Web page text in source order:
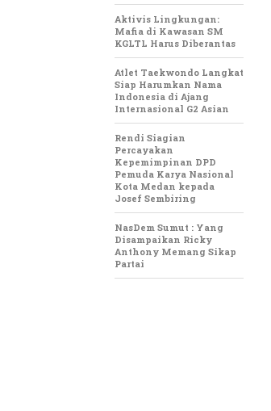
Aktivis Lingkungan:
Mafia di Kawasan SM
KGLTL Harus Diberantas
Atlet Taekwondo Langkat
Siap Harumkan Nama
Indonesia di Ajang
Internasional G2 Asian
Rendi Siagian
Percayakan
Kepemimpinan DPD
Pemuda Karya Nasional
Kota Medan kepada
Josef Sembiring
NasDem Sumut : Yang
Disampaikan Ricky
Anthony Memang Sikap
Partai